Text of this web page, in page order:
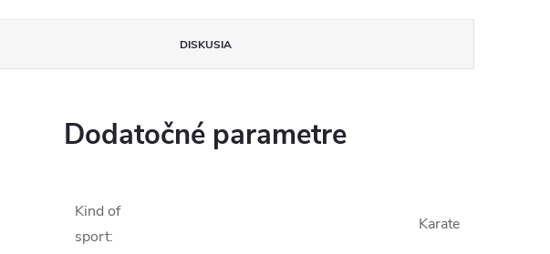
DISKUSIA
Dodatočné parametre
Kind of
sport:
Karate